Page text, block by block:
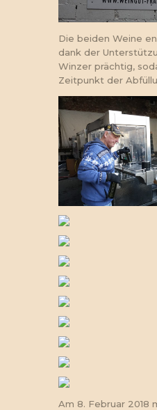
Die beiden Weine
dank der
Winzer prächtig,
Zeitpunkt der
Am 8. Februar 2018